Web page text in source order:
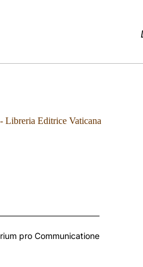
- Libreria Editrice Vaticana
pro Communicatione